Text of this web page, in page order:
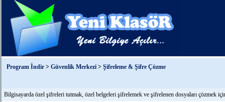
Program İndir > Güvenlik Merkezi > Şifreleme & Şifre Çözme
Bilgisayarda özel şifreleri tutmak, özel belgeleri şifrelemek ve şifrelenen dosyaları çözmek